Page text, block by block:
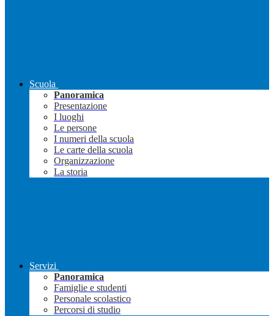
Scuola
Panoramica
Presentazione
I luoghi
Le persone
I numeri della scuola
Le carte della scuola
Organizzazione
La storia
Servizi
Panoramica
Famiglie e studenti
Personale scolastico
Percorsi di studio